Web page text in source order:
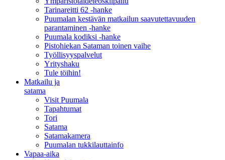
Tarinareitti 62 -hanke
Puumalan kestävän matkailun saavutettavuuden
parantaminen -hanke
Puumala kodiksi -hanke
Pistohiekan Sataman toinen vaihe
Työllisyyspalvelut
Yrityshaku
Tule töihin!
Matkailu ja
satama
Visit Puumala
Tapahtumat
Tori
Satama
Satamakamera
Puumalan tukkilauttainfo
Vapaa-aika